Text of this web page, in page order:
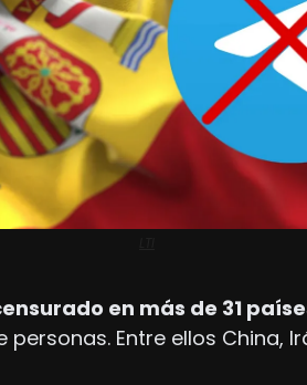
en más de 31
Entre ellos China,